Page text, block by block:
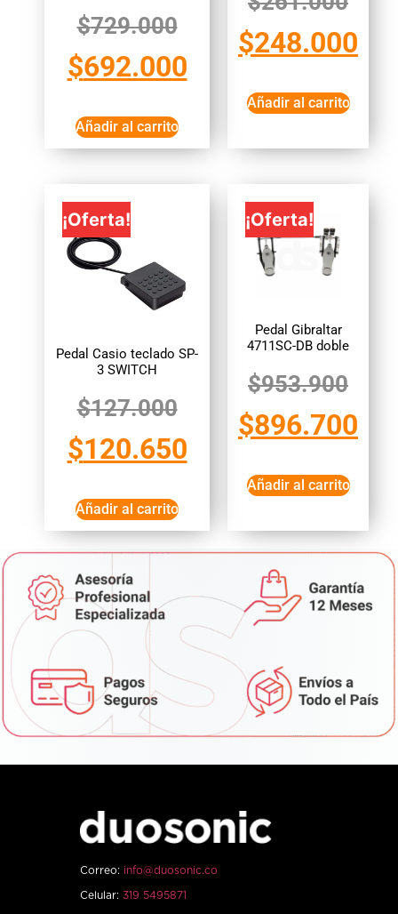
$729.000
$692.000
Añadir al carrito
$248.000
Añadir al carrito
¡Oferta!
Pedal Casio teclado SP-
3 SWITCH
$127.000
$120.650
Añadir al carrito
¡Oferta!
Pedal Gibraltar
4711SC-DB doble
$953.900
$896.700
Añadir al carrito
Correo: info@duosonic.co
Celular: 319 5495871